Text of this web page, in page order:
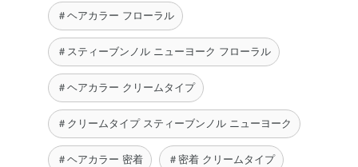
配合成分；過酸化水素水※、
精製水、ステアリルアルコール、セタノール、流動パラフ
ィン、ポリオキシエチレンセチルエーテル、アクリルアミ
ド・アクリル酸・塩化ジメチルジアリルアンモニウム共重
合体液、ポリオキシエチレンステアリルエーテル、ポリエ
チレングリコール4000、ヒドロキシエタンジホスホン酸
液、ソルビット液、セトステアリルアルコール、リン酸三
ナトリウム、リン酸ジセチル、ポリオキシエチレンセチル
＃ヘアカラー フローラル
＃スティーブンノル ニューヨーク フローラル
＃ヘアカラー クリームタイプ
＃クリームタイプ スティーブンノル ニューヨーク
＃ヘアカラー 密着 ＃密着 クリームタイプ